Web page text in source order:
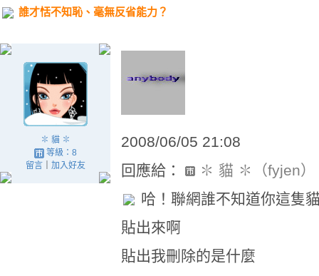
誰才恬不知恥、毫無反省能力？
✽ 貓 ✽
等級：8
留言｜ 加入好友
2008/06/05 21:08
回應給：
✽ 貓 ✽（fyjen）
哈！聯網誰不知道你這隻
貼出來啊
貼出我刪除的是什麼